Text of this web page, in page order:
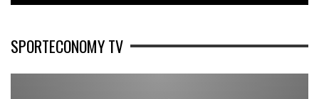
SPORTECONOMY TV